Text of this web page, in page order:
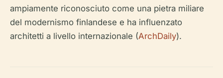
ampiamente riconosciuto come una pietra miliare
del modernismo finlandese e ha influenzato
architetti a livello internazionale (ArchDaily).